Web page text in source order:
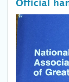
Official